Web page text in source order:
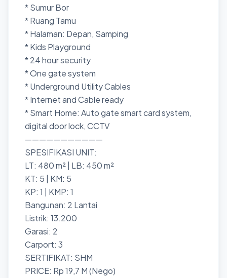
* Sumur Bor
* Ruang Tamu
* Halaman: Depan, Samping
* Kids Playground
* 24 hour security
* One gate system
* Underground Utility Cables
* Internet and Cable ready
* Smart Home: Auto gate smart card system,
digital door lock, CCTV
———————————
SPESIFIKASI UNIT:
LT: 480 m² | LB: 450 m²
KT: 5 | KM: 5
KP: 1 | KMP: 1
Bangunan: 2 Lantai
Listrik: 13.200
Garasi: 2
Carport: 3
SERTIFIKAT: SHM
PRICE: Rp 19,7 M (Nego)